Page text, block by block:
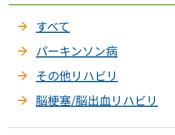
すべて
パーキンソン病
その他リハビリ
脳梗塞/脳出血リハビリ